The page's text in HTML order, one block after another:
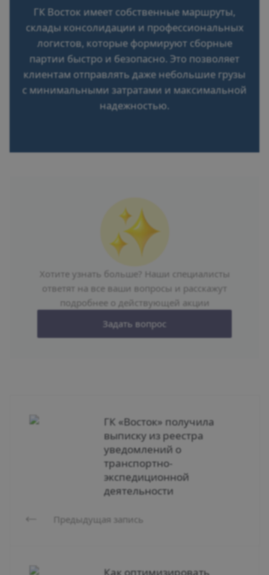
ГК Восток имеет собственные маршруты,
склады консолидации и профессиональных
логистов, которые формируют сборные
партии быстро и безопасно. Это позволяет
клиентам отправлять даже небольшие грузы
с минимальными затратами и максимальной
надежностью.
Хотите узнать больше? Наши специалисты
ответят на все ваши вопросы и расскажут
подробнее о действующей акции
Задать вопрос
ГК «Восток» получила
выписку из реестра
уведомлений о
транспортно-
экспедиционной
деятельности
Предыдущая запись
Как оптимизировать